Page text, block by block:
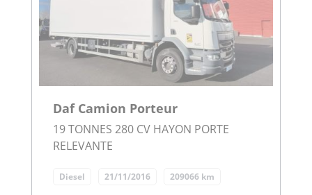
Daf Camion Porteur
19 TONNES 280 CV HAYON PORTE
RELEVANTE
Diesel 21/11/2016 209066 km